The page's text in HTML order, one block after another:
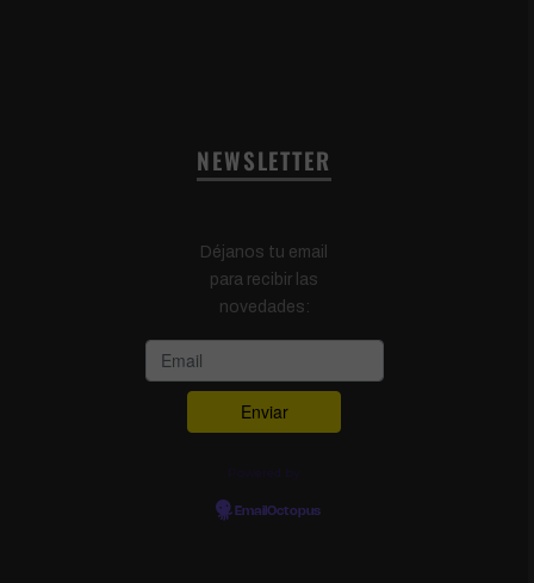
NEWSLETTER
Déjanos tu email
para recibir las
novedades:
EmailOctopus